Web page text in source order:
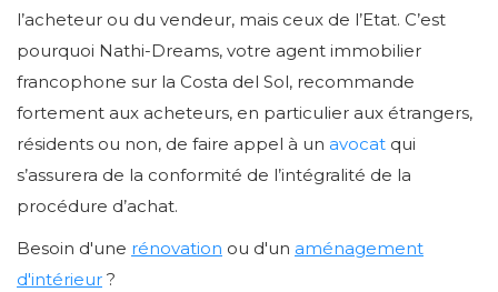
l’acheteur ou du vendeur, mais ceux de l’Etat. C’est
pourquoi Nathi-Dreams, votre agent immobilier
francophone sur la Costa del Sol, recommande
fortement aux acheteurs, en particulier aux étrangers,
résidents ou non, de faire appel à un avocat qui
s’assurera de la conformité de l’intégralité de la
procédure d’achat.
Besoin d'une rénovation ou d'un aménagement
d'intérieur ?